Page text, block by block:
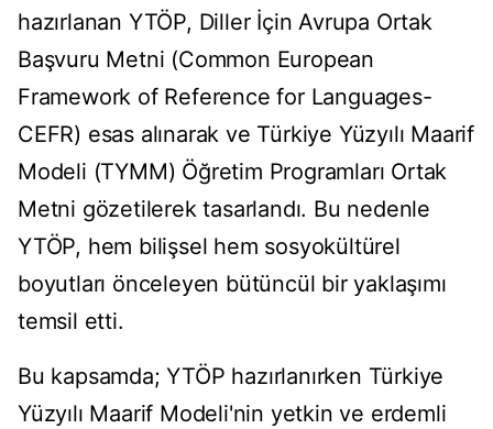
hazırlanan YTÖP, Diller İçin Avrupa Ortak
Başvuru Metni (Common European
Framework of Reference for Languages-
CEFR) esas alınarak ve Türkiye Yüzyılı Maarif
Modeli (TYMM) Öğretim Programları Ortak
Metni gözetilerek tasarlandı. Bu nedenle
YTÖP, hem bilişsel hem sosyokültürel
boyutları önceleyen bütüncül bir yaklaşımı
temsil etti.
Bu kapsamda; YTÖP hazırlanırken Türkiye
Yüzyılı Maarif Modeli'nin yetkin ve erdemli